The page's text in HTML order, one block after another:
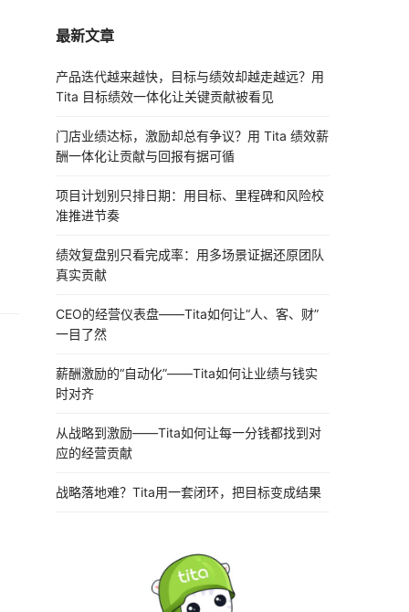
最新文章
产品迭代越来越快，目标与绩效却越走越远？用
Tita 目标绩效一体化让关键贡献被看见
门店业绩达标，激励却总有争议？用 Tita 绩效薪
酬一体化让贡献与回报有据可循
项目计划别只排日期：用目标、里程碑和风险校
准推进节奏
绩效复盘别只看完成率：用多场景证据还原团队
真实贡献
CEO的经营仪表盘——Tita如何让“人、客、财”
一目了然
薪酬激励的“自动化”——Tita如何让业绩与钱实
时对齐
从战略到激励——Tita如何让每一分钱都找到对
应的经营贡献
战略落地难？Tita用一套闭环，把目标变成结果